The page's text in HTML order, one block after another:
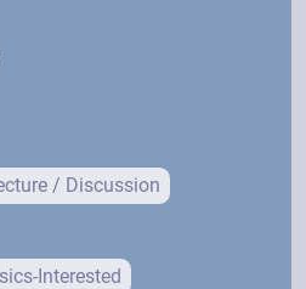
/ Discussion
Interested